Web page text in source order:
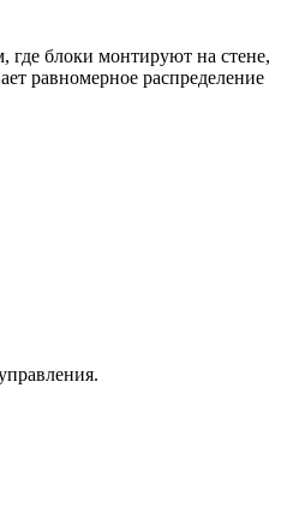
блоки монтируют на стене,
равномерное распределение